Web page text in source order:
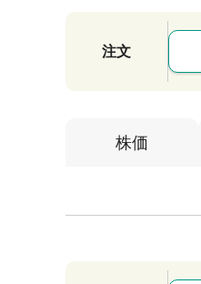
注文
株価